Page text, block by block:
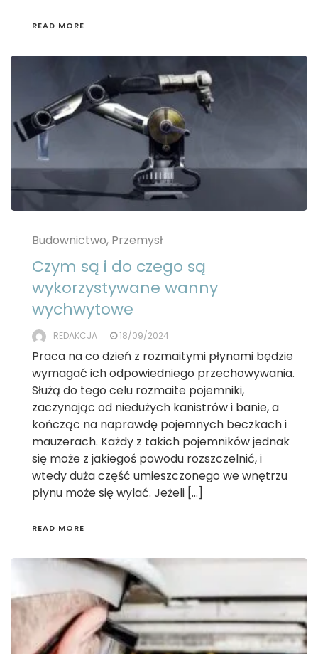
READ MORE
Budownictwo, Przemysł
Czym są i do czego są
wykorzystywane wanny
wychwytowe
REDAKCJA 18/09/2024
Praca na co dzień z rozmaitymi płynami będzie
wymagać ich odpowiedniego przechowywania.
Służą do tego celu rozmaite pojemniki,
zaczynając od niedużych kanistrów i banie, a
kończąc na naprawdę pojemnych beczkach i
mauzerach. Każdy z takich pojemników jednak
się może z jakiegoś powodu rozszczelnić, i
wtedy duża część umieszczonego we wnętrzu
płynu może się wylać. Jeżeli […]
READ MORE